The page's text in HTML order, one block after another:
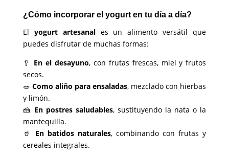
¿Cómo incorporar el yogurt en tu día a día?
El yogurt artesanales un alimento versátil que
puedes disfrutar de muchas formas:
🥄 En el desayuno, con frutas frescas, miel y frutos
secos.
🥗 Como aliño para ensaladas, mezclado con hierbas
y limón.
🍰 En postres saludables, sustituyendo la nata o la
mantequilla.
🥤 En batidos naturales, combinando con frutas y
cereales integrales.